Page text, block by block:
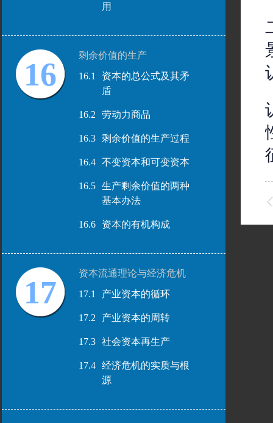
用
16
剩余价值的生产
16.1
资本的总公式及其矛
盾
16.2 劳动力商品
16.3 剩余价值的生产过程
16.4 不变资本和可变资本
16.5
生产剩余价值的两种
基本办法
16.6 资本的有机构成
17
资本流通理论与经济危机
17.1
产业资本的循环
17.2 产业资本的周转
17.3 社会资本再生产
17.4
经济危机的实质与根
源